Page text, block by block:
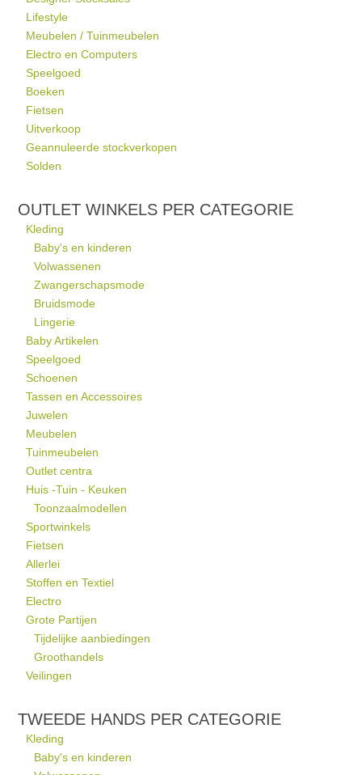
Lifestyle
Meubelen / Tuinmeubelen
Electro en Computers
Speelgoed
Boeken
Fietsen
Uitverkoop
Geannuleerde stockverkopen
Solden
OUTLET WINKELS PER CATEGORIE
Kleding
Baby's en kinderen
Volwassenen
Zwangerschapsmode
Bruidsmode
Lingerie
Baby Artikelen
Speelgoed
Schoenen
Tassen en Accessoires
Juwelen
Meubelen
Tuinmeubelen
Outlet centra
Huis -Tuin - Keuken
Toonzaalmodellen
Sportwinkels
Fietsen
Allerlei
Stoffen en Textiel
Electro
Grote Partijen
Tijdelijke aanbiedingen
Groothandels
Veilingen
TWEEDE HANDS PER CATEGORIE
Kleding
Baby's en kinderen